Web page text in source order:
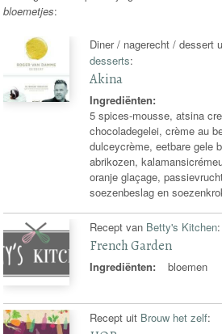
bloemetjes:
Diner / nagerecht / dessert
desserts:
Akina
Ingrediënten:
5 spices-mousse, atsina
chocoladegelei, crème au
dulceycrème, eetbare gele
abrikozen,
oranje glaçage,
soezenbeslag en
Recept van Betty's Kitchen:
French Garden
Ingrediënten: bloemen
Recept uit Brouw het zelf: